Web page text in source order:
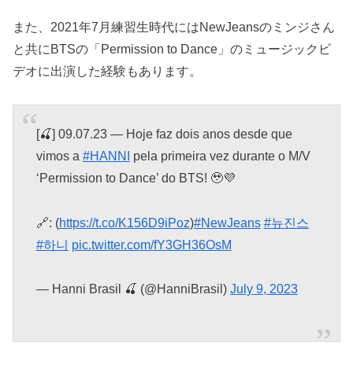
また、2021年7月練習生時代にはNewJeansのミンジさん
と共にBTSの「Permission to Dance」のミュージックビ
デオに出演した経験もあります。
[🍒] 09.07.23 — Hoje faz dois anos desde que
vimos a #HANNI
pela primeira vez durante o M/V
‘Permission to Dance’ do BTS! 🥹💜
🔗: (https://t.co/K156D9iPoz)#NewJeans #뉴진스
#하니 pic.twitter.com/fY3GH36OsM
— Hanni Brasil 🍒 (@HanniBrasil) July 9, 2023